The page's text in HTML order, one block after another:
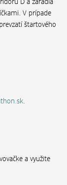
D a zaradia
V prípade
štartového
.
a využite